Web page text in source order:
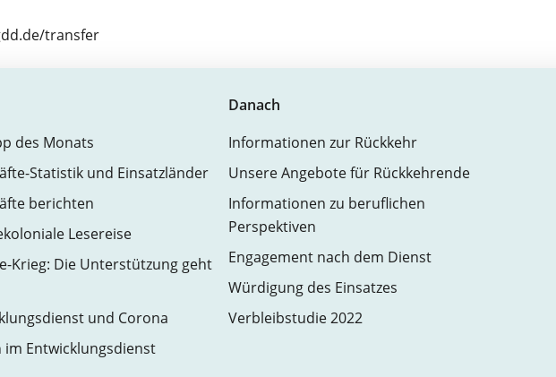
transfer
des Monats
Statistik und Einsatzländer
berichten
Lesereise
Krieg: Die Unterstützung geht
und Corona
im Entwicklungsdienst
Danach
Informationen zur Rückkehr
Unsere Angebote für Rückkehrende
Informationen zu beruflichen
Perspektiven
Engagement nach dem Dienst
Würdigung des Einsatzes
Verbleibstudie 2022